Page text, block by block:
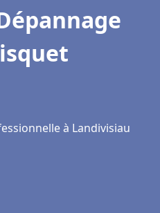
à Landivisiau